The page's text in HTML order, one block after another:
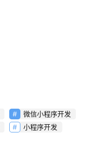
微信小程序开发
小程序开发